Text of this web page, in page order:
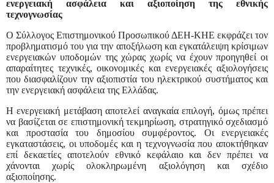
ενεργειακή ασφάλεια και αξιοποίηση της εθνικής
τεχνογνωσίας
Ο Σύλλογος Επιστημονικού Προσωπικού ΔΕΗ-ΚΗΕ εκφράζει τον
προβληματισμό του για την αποξήλωση και εγκατάλειψη κρίσιμων
ενεργειακών υποδομών της χώρας χωρίς να έχουν προηγηθεί οι
απαραίτητες τεχνικές, οικονομικές και ενεργειακές αξιολογήσεις
που διασφαλίζουν την αξιοπιστία του ηλεκτρικού συστήματος και
την ενεργειακή ασφάλεια της Ελλάδας.
Η ενεργειακή μετάβαση αποτελεί αναγκαία επιλογή, όμως πρέπει
να βασίζεται σε επιστημονική τεκμηρίωση, στρατηγικό σχεδιασμό
και προστασία του δημοσίου συμφέροντος. Οι ενεργειακές
εγκαταστάσεις, οι υποδομές και η τεχνογνωσία που αποκτήθηκαν
επί δεκαετίες αποτελούν εθνικό κεφάλαιο και δεν πρέπει να
χάνονται χωρίς ολοκληρωμένη αξιολόγηση και σχέδιο
αξιοποίησης.